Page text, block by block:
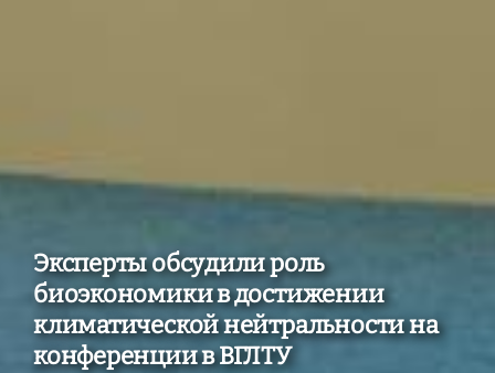
Эксперты обсудили роль
биоэкономики в достижении
климатической нейтральности на
конференции в ВГЛТУ